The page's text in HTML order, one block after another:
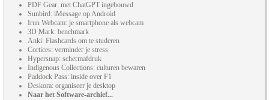
PDF Gear: met ChatGPT ingebouwd
Sunbird: iMessage op Android
Irun Webcam: je smartphone als webcam
3D Mark: benchmark
Anki: Flashcards om te studeren
Cortices: verminder je stress
Hypersnap: schermafdruk
Indigenous Collections: culturen bewaren
Paddock Pass: inside over F1
Deskora: organiseer je desktop
Naar het Software-archief...